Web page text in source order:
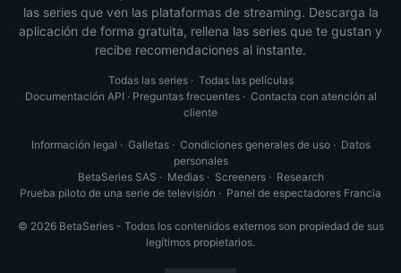
las series que ven las plataformas de streaming. Descarga la
aplicación de forma gratuita, rellena las series que te gustan y
recibe recomendaciones al instante.
Todas las series· Todas las películas
Documentación API · Preguntas frecuentes· Contacta con atención al
cliente
Información legal · Galletas· Condiciones generales de uso· Datos
personales
BetaSeries SAS · Medias· Screeners· Research
Prueba piloto de una serie de televisión · Panel de espectadores Francia
© 2026 BetaSeries - Todos los contenidos externos son propiedad de sus
legítimos propietarios.